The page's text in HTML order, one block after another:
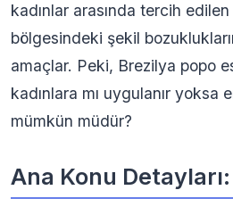
kadınlar arasında tercih
bölgesindeki şekil
amaçlar. Peki, Brezilya popo
kadınlara mı uygulanır yoksa
mümkün müdür?
Ana Konu Detayları: